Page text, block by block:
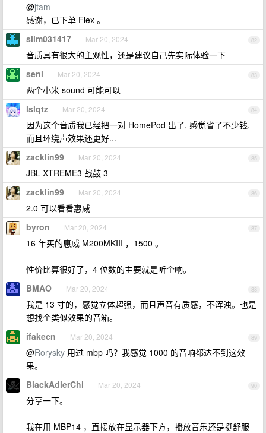
@jtam
感谢，已下单 Flex 。
82
slim031417 Mar 20, 2024
音质具有很大的主观性，还是建议自己先实际体验一下
83
senl Mar 20, 2024
两个小米 sound 可能可以
84
lslqtz Mar 20, 2024
因为这个音质我已经把一对 HomePod 出了, 感觉省了不少钱,
而且环绕声效果还更好...
85
zacklin99 Mar 20, 2024
JBL XTREME3 战鼓 3
86
zacklin99 Mar 20, 2024
2.0 可以看看惠威
87
byron Mar 20, 2024
16 年买的惠威 M200MKIII ，1500 。
性价比算很好了，4 位数的主要就是听个响。
88
BMAO Mar 20, 2024
我是 13 寸的，感觉立体超强，而且声音有质感，不浑浊。也是
想找个类似效果的音箱。
89
ifakecn Mar 20, 2024
@Rorysky 用过 mbp 吗？我感觉 1000 的音响都达不到这效
果。
90
BlackAdlerChi Mar 20, 2024
分享一下。
我在用 MBP14 ，直接放在显示器下方，播放音乐还是挺舒服